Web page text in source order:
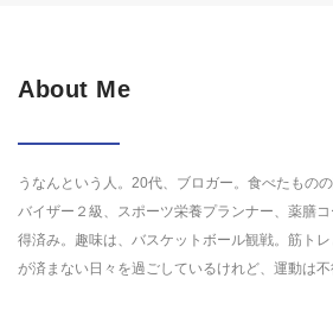
About Me
うなんという人。20代、ブロガー。食べたもの
バイザー２級、スポーツ栄養プランナー、薬膳
得済み。趣味は、バスケットボール観戦。筋ト
が済まない日々を過ごしているけれど、運動は不